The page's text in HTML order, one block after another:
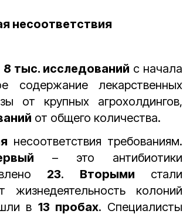
несоответствия
8 тыс. исследований с начала
содержание лекарственных
от крупных агрохолдингов,
от общего количества.
несоответствия требованиям.
– это антибиотики
23. Вторыми стали
жизнедеятельность колоний
в 13 пробах. Специалисты